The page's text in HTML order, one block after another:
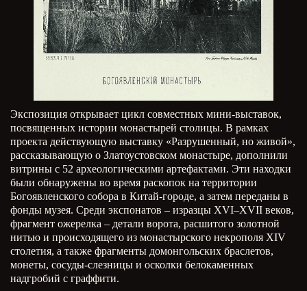
Экспозиция открывает цикл совместных мини-выставок,
посвященных истории монастырей столицы. В рамках
проекта действующую выставку «Разрушенный, но живой»,
рассказывающую о Златоустовском монастыре, дополнили
витрины с 52 археологическими артефактами. Эти находки
были обнаружены во время раскопок на территории
Богоявленского собора в Китай-городе, а затем переданы в
фонды музея. Среди экспонатов – изразцы XVI–XVII веков,
фрагмент ожерелка – детали ворота, расшитого золотной
нитью и происходящего из монастырского некрополя XIV
столетия, а также фрагменты домонгольских браслетов,
монеты, сосуды-слезницы и осколки белокаменных
надгробий с граффити.